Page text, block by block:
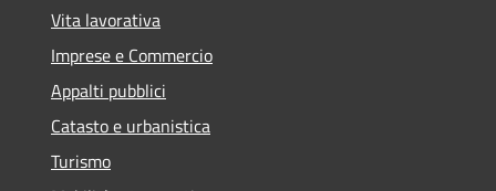
Vita lavorativa
Imprese e Commercio
Appalti pubblici
Catasto e urbanistica
Turismo